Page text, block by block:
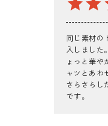
同じ素材の
入しました
ょっと華や
ャツとあわ
さらさらし
です。